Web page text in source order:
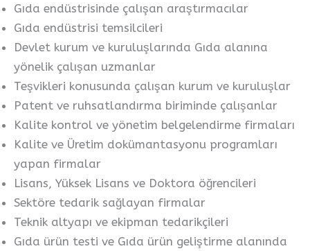
Gıda endüstrisinde çalışan araştırmacılar
Gıda endüstrisi temsilcileri
Devlet kurum ve kuruluşlarında Gıda alanına
yönelik çalışan uzmanlar
Teşvikleri konusunda çalışan kurum ve kuruluşlar
Patent ve ruhsatlandırma biriminde çalışanlar
Kalite kontrol ve yönetim belgelendirme firmaları
Kalite ve Üretim dokümantasyonu programları
yapan firmalar
Lisans, Yüksek Lisans ve Doktora öğrencileri
Sektöre tedarik sağlayan firmalar
Teknik altyapı ve ekipman tedarikçileri
Gıda ürün testi ve Gıda ürün geliştirme alanında